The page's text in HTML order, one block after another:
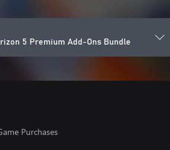
5 Premium Add-Ons Bundle
Purchases